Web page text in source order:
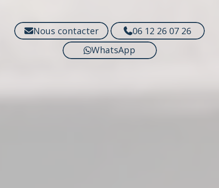
Nous contacter
06 12 26 07 26
WhatsApp